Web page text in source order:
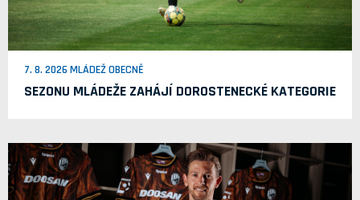
7. 8. 2026 MLÁDEŽ OBECNĚ
SEZONU MLÁDEŽE ZAHÁJÍ DOROSTENECKÉ KATEGORIE